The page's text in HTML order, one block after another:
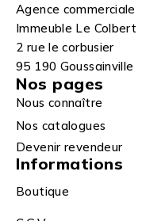
Agence commerciale
Immeuble Le Colbert
2 rue le corbusier
95 190 Goussainville
Nos pages
Nous connaître
Nos catalogues
Devenir revendeur
Informations
Boutique